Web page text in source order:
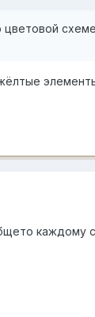
цветовой
каждому